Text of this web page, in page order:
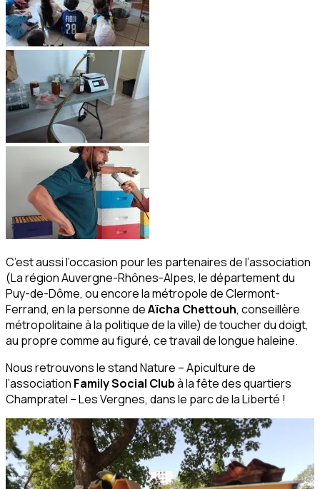
C’est aussi l’occasion pour les partenaires de l’association
(La région Auvergne-Rhônes-Alpes, le département du
Puy-de-Dôme, ou encore la métropole de Clermont-
Ferrand, en la personne deAïcha Chettouh, conseillère
métropolitaine à la politique de la ville) de toucher du doigt,
au propre comme au figuré, ce travail de longue haleine.
Nous retrouvons le stand Nature – Apiculture de
l’association Family Social Clubà la fête des quartiers
Champratel – Les Vergnes, dans le parc de la Liberté !